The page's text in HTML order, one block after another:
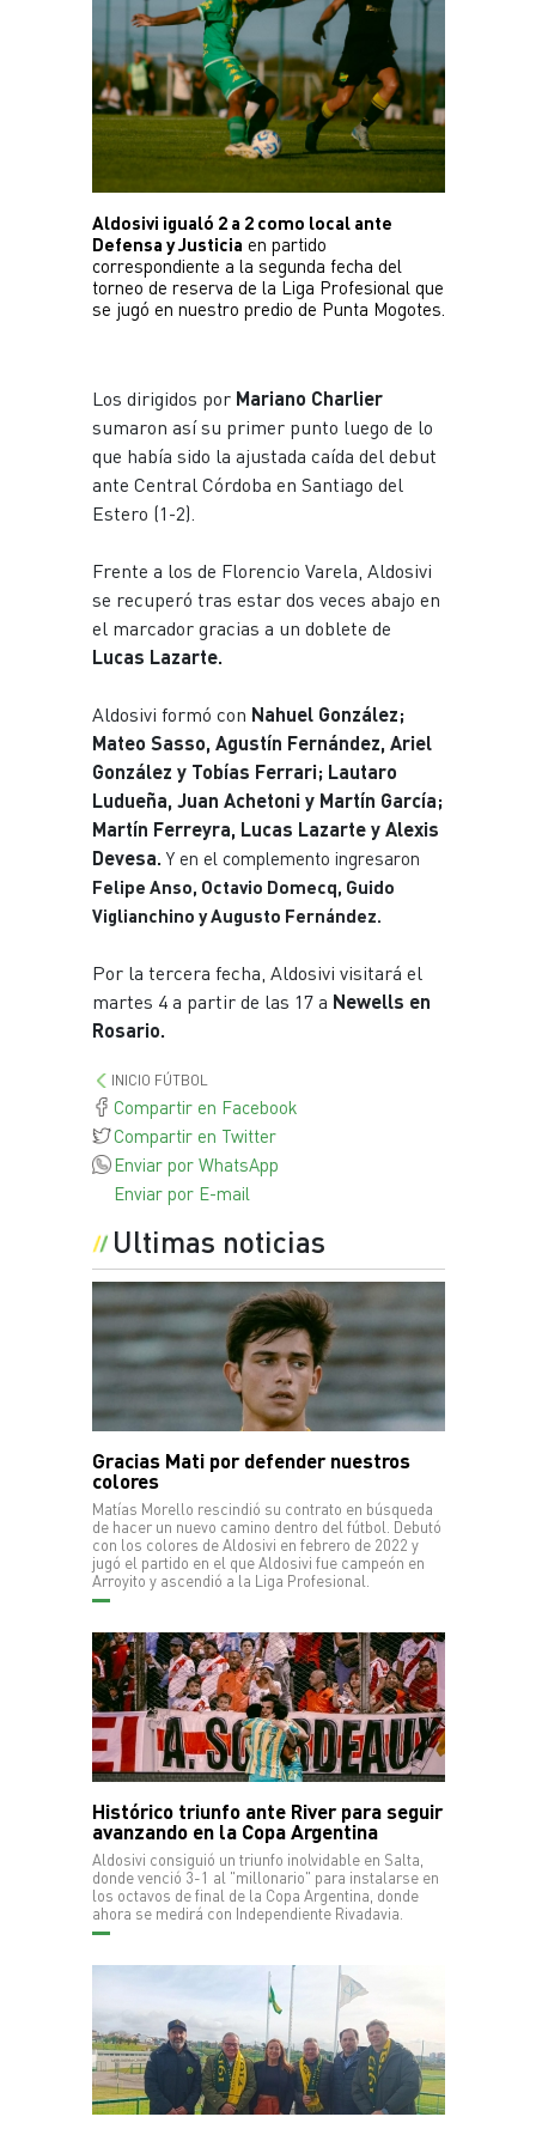
Plantel
Escuela de fútbol
JUVENIL
Noticias
Plantel
INFANTILES
Noticias
Escuela de fútbol
Aldosivi igualó 2 a 2 como local ante
Defensa y Justicia en partido
correspondiente a la segunda fecha del
torneo de reserva de la Liga Profesional que
se jugó en nuestro predio de Punta Mogotes.
Los dirigidos por Mariano Charlier
sumaron así su primer punto luego de lo
que había sido la ajustada caída del debut
ante Central Córdoba en Santiago del
Estero (1-2).
Frente a los de Florencio Varela, Aldosivi
se recuperó tras estar dos veces abajo en
el marcador gracias a un doblete de
Lucas Lazarte.
Aldosivi formó con Nahuel González;
Mateo Sasso, Agustín Fernández, Ariel
González y Tobías Ferrari; Lautaro
Ludueña, Juan Achetoni y Martín García;
Martín Ferreyra, Lucas Lazarte y Alexis
Devesa. Y en el complemento ingresaron
Felipe Anso, Octavio Domecq, Guido
Viglianchino y Augusto Fernández.
Por la tercera fecha, Aldosivi visitará el
martes 4 a partir de las 17 a Newells en
Rosario.
INICIO FÚTBOL
Compartir en Facebook
Compartir en Twitter
Enviar por WhatsApp
Enviar por E-mail
Ultimas noticias
Gracias Mati por defender nuestros
colores
Matías Morello rescindió su contrato en búsqueda
de hacer un nuevo camino dentro del fútbol. Debutó
con los colores de Aldosivi en febrero de 2022 y
jugó el partido en el que Aldosivi fue campeón en
Arroyito y ascendió a la Liga Profesional.
Histórico triunfo ante River para seguir
avanzando en la Copa Argentina
Aldosivi consiguió un triunfo inolvidable en Salta,
donde venció 3-1 al "millonario" para instalarse en
los octavos de final de la Copa Argentina, donde
ahora se medirá con Independiente Rivadavia.